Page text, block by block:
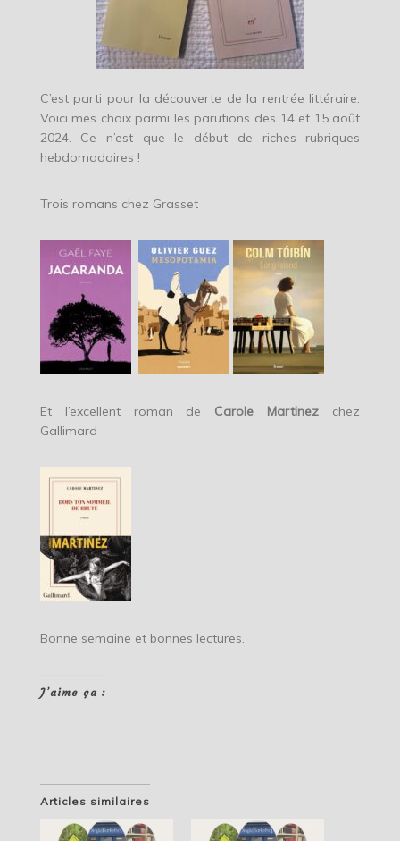
C’est parti pour la découverte de la rentrée littéraire.
Voici mes choix parmi les parutions des 14 et 15 août
2024. Ce n’est que le début de riches rubriques
hebdomadaires !
Trois romans chez Grasset
Et l’excellent roman de Carole Martinez chez
Gallimard
Bonne semaine et bonnes lectures.
J’aime ça :
Articles similaires